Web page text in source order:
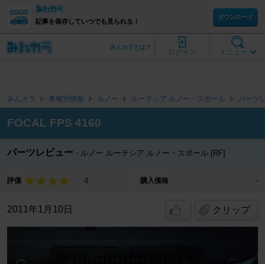
記事を保存していつでも見られる！
ダウンロード
メニュー
ログイン
みんカラとは？
みんカラ 車種別情報 ルノー ルーテシア ルノー・スポール パーツ
FOCAL FPS 4160
パーツレビュー ルノー ルーテシア ルノー・スポール [RF]
評価 4 購入価格 -
2011年1月10日 クリップ